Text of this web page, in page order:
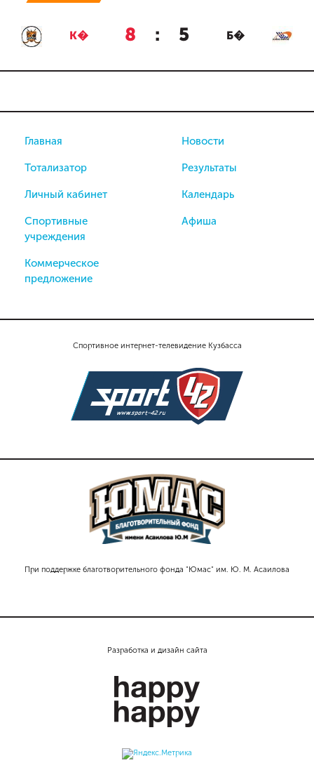
К� 8 : 5 Б�
Спортивное интернет-телевидение Кузбасса
При поддержке благотворительного фонда "Юмас" им. Ю. М. Асаилова
Главная
Тотализатор
Личный кабинет
Спортивные
учреждения
Коммерческое
предложение
Новости
Результаты
Календарь
Афиша
Разработка и дизайн сайта